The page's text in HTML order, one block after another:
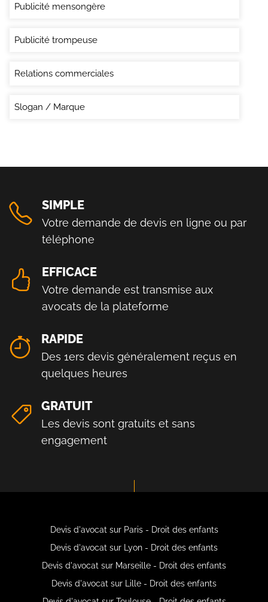
Publicité mensongère
Publicité trompeuse
Relations commerciales
Slogan / Marque
SIMPLE
Votre demande de devis en ligne ou par
téléphone
EFFICACE
Votre demande est transmise aux
avocats de la plateforme
RAPIDE
Des 1ers devis généralement reçus en
quelques heures
GRATUIT
Les devis sont gratuits et sans
engagement
Devis d'avocat sur Paris - Droit des enfants
Devis d'avocat sur Lyon - Droit des enfants
Devis d'avocat sur Marseille - Droit des enfants
Devis d'avocat sur Lille - Droit des enfants